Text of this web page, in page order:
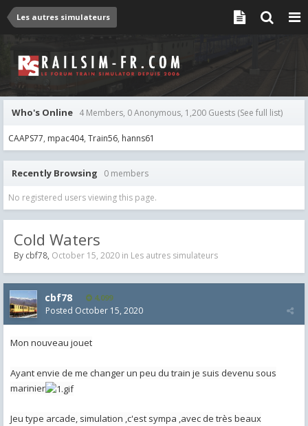
Les autres simulateurs
Who's Online 4 Members, 0 Anonymous, 1,200 Guests (See full list)
CAAPS77 mpac404 Train56 hanns61
Recently Browsing 0 members
No registered users viewing this page.
Cold Waters
By cbf78, October 15, 2020 in Les autres simulateurs
cbf78 4,099
Posted October 15, 2020
Mon nouveau jouet
Ayant envie de me changer un peu du train je suis devenu sous
marinier
Jeu type arcade, simulation ,c'est sympa ,avec de très beaux